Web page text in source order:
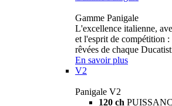
Gamme Panigale
L'excellence italienne,
et l'esprit de compétition :
rêvées de chaque
En savoir plus
V2
Panigale V2
120 ch